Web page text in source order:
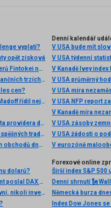
vyplatí?
opět zisková
Léto v plném proudu, trhy také: Top 3 obchody traderů Fintokei na indexech a zlatě
Chamtivost a strach: Největší cenové pohyby na finančních trzích (červenec 2026)
cen?
Stvořil elitní klub, kde Ameriku obral o 65 miliard. Madoff řídil největší Ponzi dějin
Historická data, kde je získat, jak připojit svého data providera do MultiCharts a proč je budeme potřebovat? (4. díl)
Jak obchodují profíci: Fibonacci trading - systém úspěšných traderů
Burza v LA chtěla sesadit Wall Street. Místo ropných obchodů dnes místem duní basy
Denní kalendář
V USA bude mít
V USA týdenní
V Kanadě Ivey index
V USA průměrný
V USA míra
V USA NFP report
V Kanadě míra
V USA zásoby
V USA žádosti o
V eurozóně
dolarů?
Analýza DAX, Nasdaq, EUR/USD: Zlepšený sentiment poslal DAX na nová maxima
Praktické okénko: Bitcoin aktuálně jako spekulativní, nikoli investiční aktivum
Forexové online
Širší index S&P
Index Dow Jones